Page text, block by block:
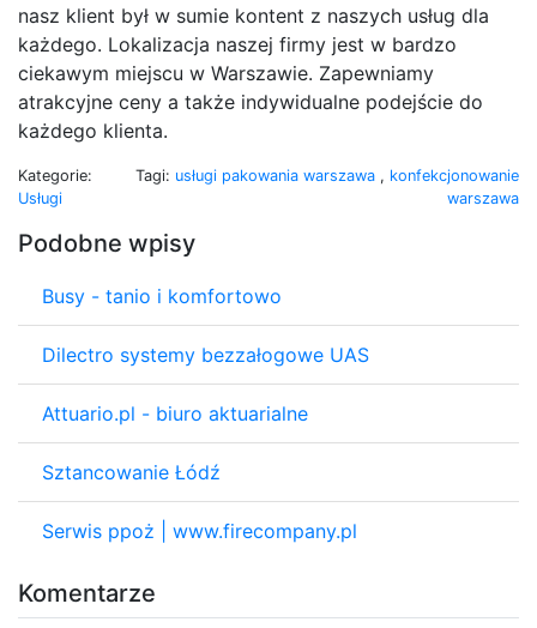
nasz klient był w sumie kontent z naszych usług dla
każdego. Lokalizacja naszej firmy jest w bardzo
ciekawym miejscu w Warszawie. Zapewniamy
atrakcyjne ceny a także indywidualne podejście do
każdego klienta.
Kategorie:
Usługi
Tagi: usługi pakowania warszawa , konfekcjonowanie
warszawa
Podobne wpisy
Busy - tanio i komfortowo
Dilectro systemy bezzałogowe UAS
Attuario.pl - biuro aktuarialne
Sztancowanie Łódź
Serwis ppoż | www.firecompany.pl
Komentarze